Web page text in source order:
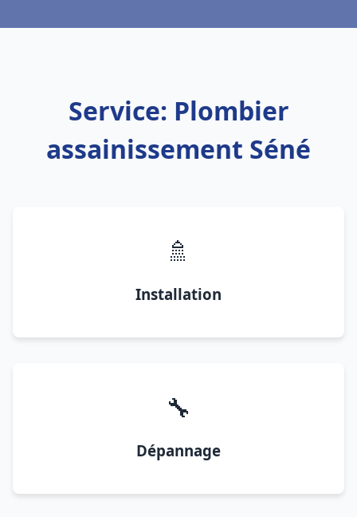
Service: Plombier
assainissement Séné
🚿
Installation
🔧
Dépannage